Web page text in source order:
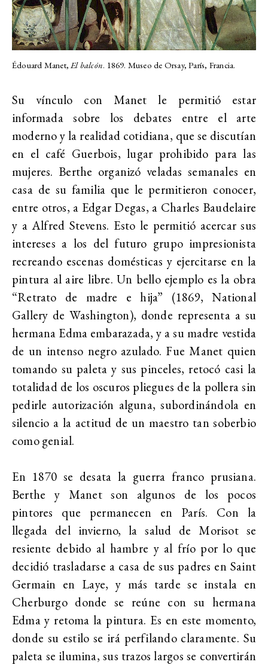
Édouard Manet,El balcón. 1869. Museo de Orsay, París, Francia.
Su vínculo con Manet le permitió estar
informada sobre los debates entre el arte
moderno y la realidad cotidiana, que se discutían
en el café Guerbois, lugar prohibido para las
mujeres. Berthe organizó veladas semanales en
casa de su familia que le permitieron conocer,
entre otros, a Edgar Degas, a Charles Baudelaire
y a Alfred Stevens. Esto le permitió acercar sus
intereses a los del futuro grupo impresionista
recreando escenas domésticas y ejercitarse en la
pintura al aire libre. Un bello ejemplo es la obra
“Retrato de madre e hija” (1869, National
Gallery de Washington), donde representa a su
hermana Edma embarazada, y a su madre vestida
de un intenso negro azulado. Fue Manet quien
tomando su paleta y sus pinceles, retocó casi la
totalidad de los oscuros pliegues de la pollera sin
pedirle autorización alguna, subordinándola en
silencio a la actitud de un maestro tan soberbio
como genial.
En 1870 se desata la guerra franco prusiana.
Berthe y Manet son algunos de los pocos
pintores que permanecen en París. Con la
llegada del invierno, la salud de Morisot se
resiente debido al hambre y al frío por lo que
decidió trasladarse a casa de sus padres en Saint
Germain en Laye, y más tarde se instala en
Cherburgo donde se reúne con su hermana
Edma y retoma la pintura. Es en este momento,
donde su estilo se irá perfilando claramente. Su
paleta se ilumina, sus trazos largos se convertirán